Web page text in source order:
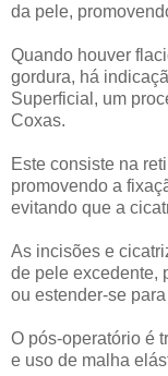
da pele,
Quando houver
gordura, há
Superficial, um
Coxas.
Este consiste na
promovendo a
evitando que a
As incisões e
de pele excedente,
ou estender-se
O pós-operatório é
e uso de malha